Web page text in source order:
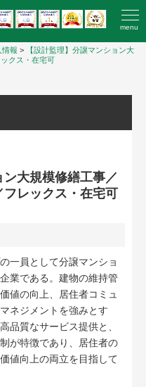
menu
情報 >
【設計監理】分譲マンション大
クス・在宅可
ン大規模修繕工事／
レックス・在宅可
一員として分譲マンショ
業である。建物の維持管
値の向上、居住者コミュ
ネジメントを強みとす
品質なサービス提供と、
が特徴であり、居住者の
値向上の両立を目指して